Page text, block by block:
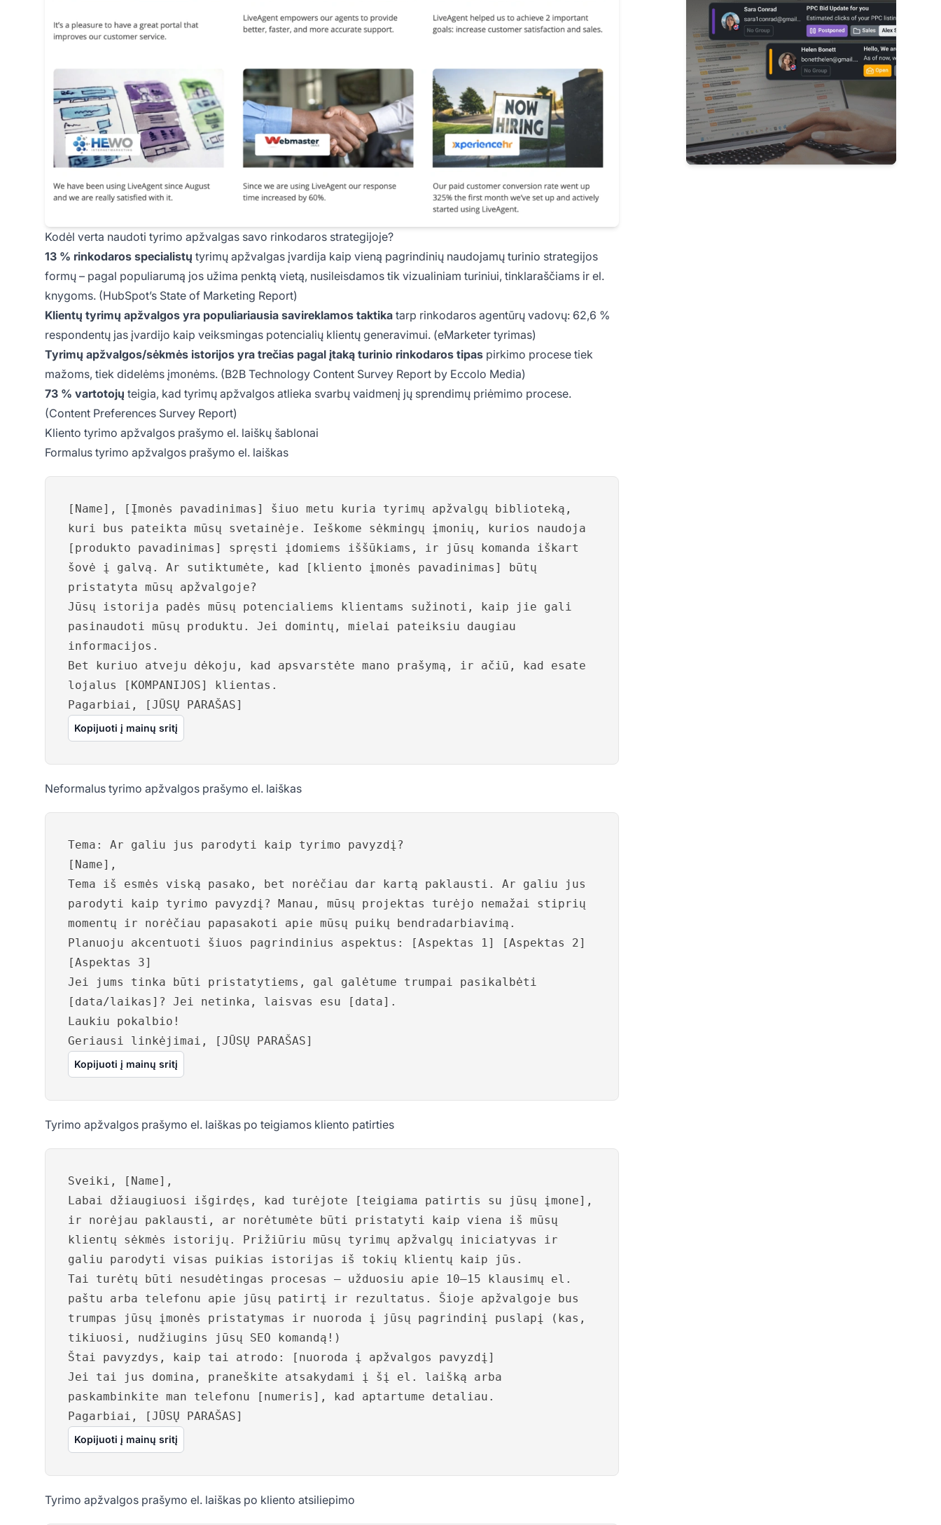
Kodėl verta naudoti tyrimo apžvalgas savo rinkodaros strategijoje?
13 % rinkodaros specialistų tyrimų apžvalgas įvardija kaip vieną pagrindinių naudojamų turinio strategijos
formų – pagal populiarumą jos užima penktą vietą, nusileisdamos tik vizualiniam turiniui, tinklaraščiams ir el.
knygoms. (HubSpot’s State of Marketing Report)
Klientų tyrimų apžvalgos yra populiariausia savireklamos taktika tarp rinkodaros agentūrų vadovų: 62,6 %
respondentų jas įvardijo kaip veiksmingas potencialių klientų generavimui. (eMarketer tyrimas)
Tyrimų apžvalgos/sėkmės istorijos yra trečias pagal įtaką turinio rinkodaros tipas pirkimo procese tiek
mažoms, tiek didelėms įmonėms. (B2B Technology Content Survey Report by Eccolo Media)
73 % vartotojų teigia, kad tyrimų apžvalgos atlieka svarbų vaidmenį jų sprendimų priėmimo procese.
(Content Preferences Survey Report)
Kliento tyrimo apžvalgos prašymo el. laiškų šablonai
Formalus tyrimo apžvalgos prašymo el. laiškas
[Name], [Įmonės pavadinimas] šiuo metu kuria tyrimų apžvalgų biblioteką,
kuri bus pateikta mūsų svetainėje. Ieškome sėkmingų įmonių, kurios naudoja
[produkto pavadinimas] spręsti įdomiems iššūkiams, ir jūsų komanda iškart
šovė į galvą. Ar sutiktumėte, kad [kliento įmonės pavadinimas] būtų
pristatyta mūsų apžvalgoje?
Jūsų istorija padės mūsų potencialiems klientams sužinoti, kaip jie gali
pasinaudoti mūsų produktu. Jei domintų, mielai pateiksiu daugiau
informacijos.
Bet kuriuo atveju dėkoju, kad apsvarstėte mano prašymą, ir ačiū, kad esate
lojalus [KOMPANIJOS] klientas.
Pagarbiai, [JŪSŲ PARAŠAS]
Kopijuoti į mainų sritį
Neformalus tyrimo apžvalgos prašymo el. laiškas
Tema: Ar galiu jus parodyti kaip tyrimo pavyzdį?
[Name],
Tema iš esmės viską pasako, bet norėčiau dar kartą paklausti. Ar galiu jus
parodyti kaip tyrimo pavyzdį? Manau, mūsų projektas turėjo nemažai stiprių
momentų ir norėčiau papasakoti apie mūsų puikų bendradarbiavimą.
Planuoju akcentuoti šiuos pagrindinius aspektus: [Aspektas 1] [Aspektas 2]
[Aspektas 3]
Jei jums tinka būti pristatytiems, gal galėtume trumpai pasikalbėti
[data/laikas]? Jei netinka, laisvas esu [data].
Laukiu pokalbio!
Geriausi linkėjimai, [JŪSŲ PARAŠAS]
Kopijuoti į mainų sritį
Tyrimo apžvalgos prašymo el. laiškas po teigiamos kliento patirties
Sveiki, [Name],
Labai džiaugiuosi išgirdęs, kad turėjote [teigiama patirtis su jūsų įmone],
ir norėjau paklausti, ar norėtumėte būti pristatyti kaip viena iš mūsų
klientų sėkmės istorijų. Prižiūriu mūsų tyrimų apžvalgų iniciatyvas ir
galiu parodyti visas puikias istorijas iš tokių klientų kaip jūs.
Tai turėtų būti nesudėtingas procesas – užduosiu apie 10–15 klausimų el.
paštu arba telefonu apie jūsų patirtį ir rezultatus. Šioje apžvalgoje bus
trumpas jūsų įmonės pristatymas ir nuoroda į jūsų pagrindinį puslapį (kas,
tikiuosi, nudžiugins jūsų SEO komandą!)
Štai pavyzdys, kaip tai atrodo: [nuoroda į apžvalgos pavyzdį]
Jei tai jus domina, praneškite atsakydami į šį el. laišką arba
paskambinkite man telefonu [numeris], kad aptartume detaliau.
Pagarbiai, [JŪSŲ PARAŠAS]
Kopijuoti į mainų sritį
Tyrimo apžvalgos prašymo el. laiškas po kliento atsiliepimo